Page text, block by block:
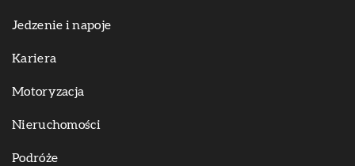
Jedzenie i napoje
Kariera
Motoryzacja
Nieruchomości
Podróże